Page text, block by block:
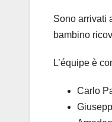
Sono arrivati
bambino
L’équipe è
Carlo